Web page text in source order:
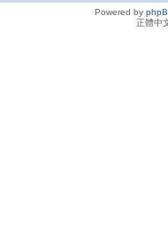
Powered by
正體中